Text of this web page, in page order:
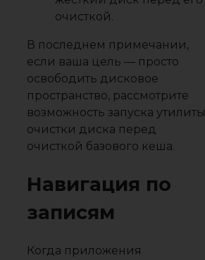
очисткой.
В последнем примечании,
если ваша цель — просто
освободить дисковое
пространство, рассмотрите
возможность запуска утилиты
очистки диска перед
очисткой базового кеша.
Навигация по
записям
Когда приложения